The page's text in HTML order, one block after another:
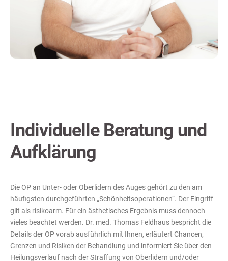
Individuelle Beratung und
Aufklärung
Die OP an Unter- oder Oberlidern des Auges gehört zu den am
häufigsten durchgeführten „Schönheitsoperationen“. Der Eingriff
gilt als risikoarm. Für ein ästhetisches Ergebnis muss dennoch
vieles beachtet werden. Dr. med. Thomas Feldhaus bespricht die
Details der OP vorab ausführlich mit Ihnen, erläutert Chancen,
Grenzen und Risiken der Behandlung und informiert Sie über den
Heilungsverlauf nach der Straffung von Oberlidern und/oder